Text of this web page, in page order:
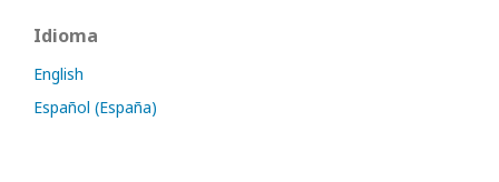
Idioma
English
Español (España)